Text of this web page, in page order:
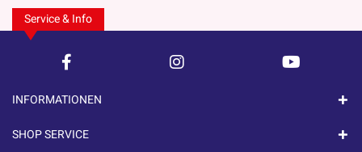
Service & Info
INFORMATIONEN
SHOP SERVICE